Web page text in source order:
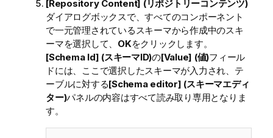
[Repository Content] (リポジトリーコンテンツ)
ダイアログボックスで、すべてのコンポーネント
で一元管理されているスキーマから作成中のスキ
ーマを選択して、 OKをクリックします。
[Schema Id] (スキーマID)の[Value] (値)フィール
ドには、ここで選択したスキーマが入力され、テ
ーブルに対する[Schema editor] (スキーマエディ
ター)パネルの内容はすべて読み取り専用となりま
す。